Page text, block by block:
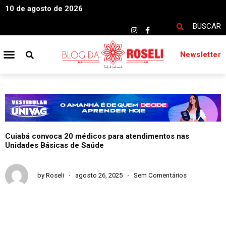
10 de agosto de 2026
BUSCAR
Newsletter
Cuiabá convoca 20 médicos para atendimentos nas
Unidades Básicas de Saúde
by Roseli agosto 26, 2025 Sem Comentários